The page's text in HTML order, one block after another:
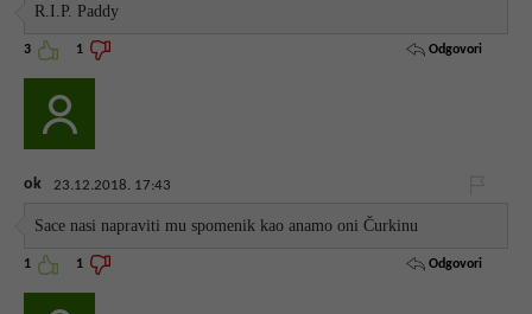
R.I.P. Paddy
3 1 Odgovori
ok 23.12.2018. 17:43
Sace nasi napraviti mu spomenik kao anamo oni Čurkinu
1 1 Odgovori